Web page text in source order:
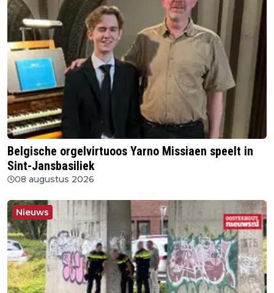
Belgische orgelvirtuoos Yarno Missiaen speelt in
Sint-Jansbasiliek
08 augustus 2026
Nieuws